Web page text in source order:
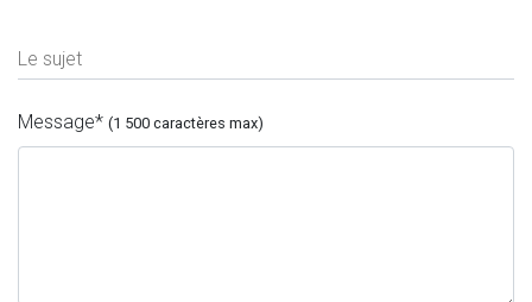
Le sujet
Message* (1 500 caractères max)